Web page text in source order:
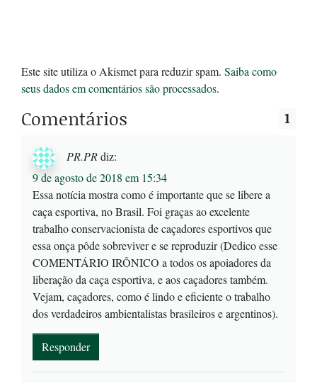
Este site utiliza o Akismet para reduzir spam. Saiba como
seus dados em comentários são processados.
Comentários 1
PR.PRdiz:
9 de agosto de 2018 em 15:34
Essa notícia mostra como é importante que se libere a
caça esportiva, no Brasil. Foi graças ao excelente
trabalho conservacionista de caçadores esportivos que
essa onça pôde sobreviver e se reproduzir (Dedico esse
COMENTÁRIO IRÔNICO a todos os apoiadores da
liberação da caça esportiva, e aos caçadores também.
Vejam, caçadores, como é lindo e eficiente o trabalho
dos verdadeiros ambientalistas brasileiros e argentinos).
Responder